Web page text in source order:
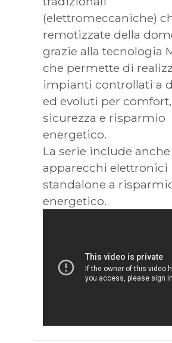
(elettromeccaniche)
remotizzate della
grazie alla tecnologia
che permette di
impianti controllati a
ed evoluti per comfort,
sicurezza e risparmio
energetico.
La serie include anche
apparecchi elettronici
standalone a
energetico.